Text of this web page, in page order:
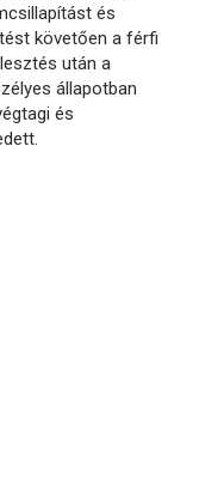
és
követően a férfi
után a
állapotban
és